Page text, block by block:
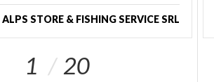
ALPS STORE & FISHING SERVICE SRL
1 20